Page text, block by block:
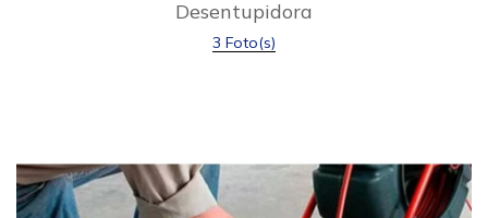
Desentupidora
3 Foto(s)